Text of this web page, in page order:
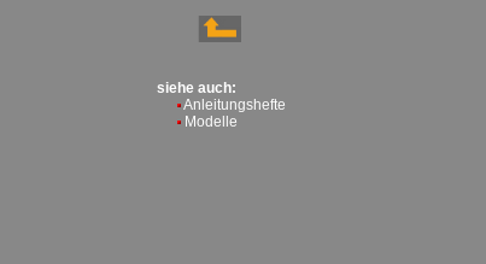
siehe auch:
Anleitungshefte
Modelle